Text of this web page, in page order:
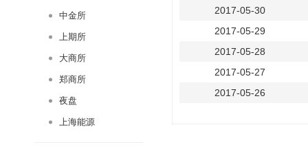
中金所
上期所
大商所
郑商所
夜盘
上海能源
2017-05-30
2017-05-29
2017-05-28
2017-05-27
2017-05-26